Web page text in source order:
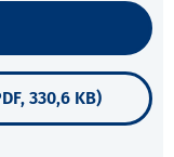
330,6 KB)